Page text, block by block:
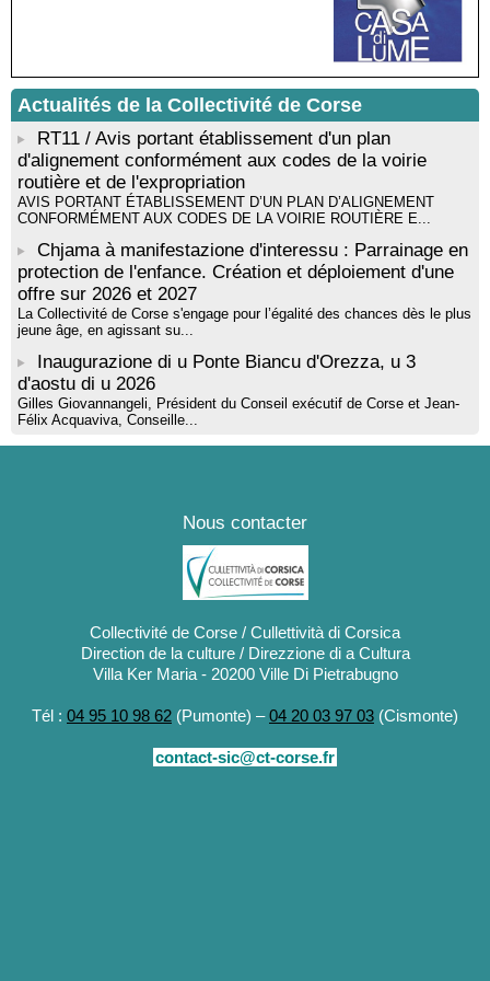
rythmique et corporelle - Mediateca territuriale di Santa Lucia di
! Événement reporté ! Cycle de conférences peinture animé
par Alexandre Dominati - Mediateca territuriale di Santa Lucia di
Tallà
Actualités de la Collectivité de Corse
RT11 / Avis portant établissement d'un plan
d'alignement conformément aux codes de la voirie
routière et de l'expropriation
AVIS PORTANT ÉTABLISSEMENT D’UN PLAN D’ALIGNEMENT
CONFORMÉMENT AUX CODES DE LA VOIRIE ROUTIÈRE E...
Chjama à manifestazione d'interessu : Parrainage en
protection de l'enfance. Création et déploiement d'une
offre sur 2026 et 2027
La Collectivité de Corse s'engage pour l’égalité des chances dès le plus
jeune âge, en agissant su...
Inaugurazione di u Ponte Biancu d'Orezza, u 3
d'aostu di u 2026
Gilles Giovannangeli, Président du Conseil exécutif de Corse et Jean-
Félix Acquaviva, Conseille...
Nous contacter
Collectivité de Corse / Cullettività di Corsica
Direction de la culture / Direzzione di a Cultura
Villa Ker Maria - 20200 Ville Di Pietrabugno
Tél : 04 95 10 98 62 (Pumonte) –04 20 03 97 03 (Cismonte)
contact-sic@ct-corse.fr